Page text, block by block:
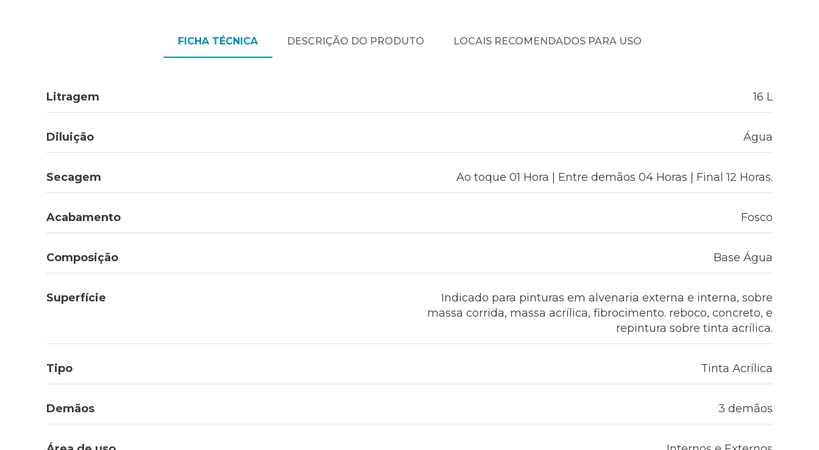
FICHA TÉCNICA DESCRIÇÃO DO PRODUTO LOCAIS RECOMENDADOS PARA USO
Litragem 16 L
Diluição Água
Secagem Ao toque 01 Hora | Entre demãos 04 Horas | Final 12 Horas.
Acabamento Fosco
Composição Base Água
Superfície
Indicado para pinturas em alvenaria externa e interna, sobre
massa corrida, massa acrílica, fibrocimento. reboco, concreto, e
repintura sobre tinta acrílica.
Tipo Tinta Acrílica
Demãos 3 demãos